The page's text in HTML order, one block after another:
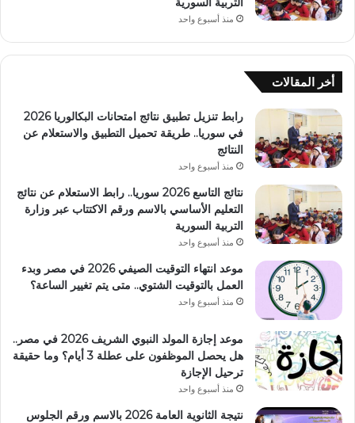
منذ أسبوع واحد
أخر المقالات
رابط تنزيل تطبيق نتائج امتحانات البكالوريا 2026
في سوريا.. طريقة تحميل التطبيق والاستعلام عن
النتائج
منذ أسبوع واحد
نتائج التاسع 2026 سوريا.. رابط الاستعلام عن نتائج
التعليم الأساسي بالاسم ورقم الاكتتاب عبر وزارة
التربية السورية
منذ أسبوع واحد
موعد انتهاء التوقيت الصيفي 2026 في مصر وبدء
العمل بالتوقيت الشتوي.. متى يتم تغيير الساعة؟
منذ أسبوع واحد
موعد إجازة المولد النبوي الشريف 2026 في مصر..
هل يحصل الموظفون على عطلة 3 أيام؟ وما حقيقة
ترحيل الإجازة
منذ أسبوع واحد
نتيجة الثانوية العامة 2026 بالاسم ورقم الجلوس